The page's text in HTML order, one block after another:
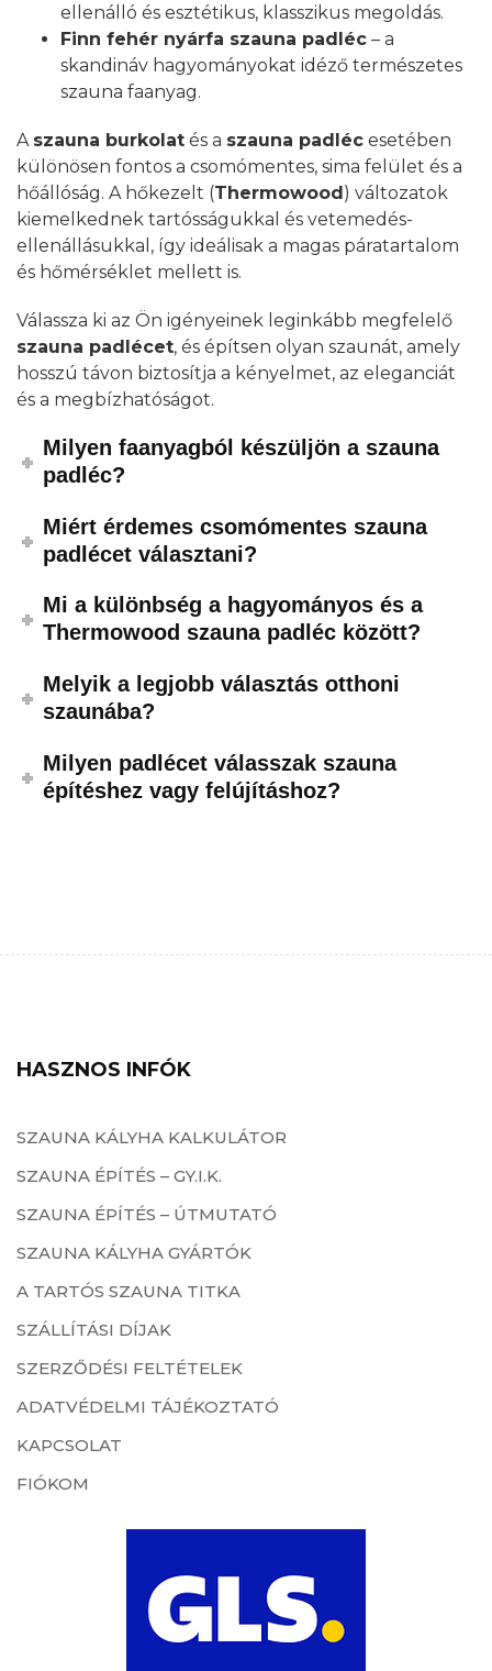
ellenálló és esztétikus, klasszikus megoldás.
Finn fehér nyárfa szauna padléc – a
skandináv hagyományokat idéző természetes
szauna faanyag.
A szauna burkolat és a szauna padléc esetében
különösen fontos a csomómentes, sima felület és a
hőállóság. A hőkezelt (Thermowood) változatok
kiemelkednek tartósságukkal és vetemedés-
ellenállásukkal, így ideálisak a magas páratartalom
és hőmérséklet mellett is.
Válassza ki az Ön igényeinek leginkább megfelelő
szauna padlécet, és építsen olyan szaunát, amely
hosszú távon biztosítja a kényelmet, az eleganciát
és a megbízhatóságot.
Milyen faanyagból készüljön a szauna
padléc?
Miért érdemes csomómentes szauna
padlécet választani?
Mi a különbség a hagyományos és a
Thermowood szauna padléc között?
Melyik a legjobb választás otthoni
szaunába?
Milyen padlécet válasszak szauna
építéshez vagy felújításhoz?
HASZNOS INFÓK
SZAUNA KÁLYHA KALKULÁTOR
SZAUNA ÉPÍTÉS – GY.I.K.
SZAUNA ÉPÍTÉS – ÚTMUTATÓ
SZAUNA KÁLYHA GYÁRTÓK
A TARTÓS SZAUNA TITKA
SZÁLLÍTÁSI DÍJAK
SZERZŐDÉSI FELTÉTELEK
ADATVÉDELMI TÁJÉKOZTATÓ
KAPCSOLAT
FIÓKOM